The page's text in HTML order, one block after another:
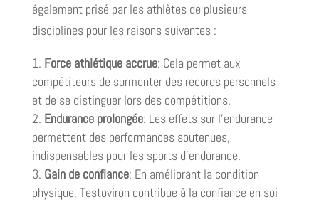
également prisé par les athlètes de plusieurs
disciplines pour les raisons suivantes :
Force athlétique accrue: Cela permet aux
compétiteurs de surmonter des records personnels
et de se distinguer lors des compétitions.
Endurance prolongée: Les effets sur l’endurance
permettent des performances soutenues,
indispensables pour les sports d’endurance.
Gain de confiance: En améliorant la condition
physique, Testoviron contribue à la confiance en soi